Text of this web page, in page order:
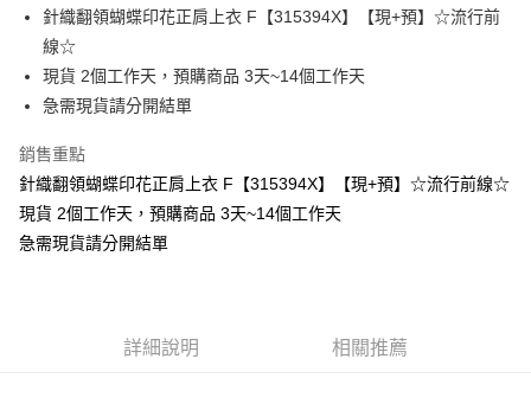
Apple Pay
街口支付
悠遊付
Google Pay
全支付
1.本服務由台灣大哥大提供，台灣大哥大用戶可立即使用無須另外申請。
AFTEE先享後付
針織翻領蝴蝶印花正肩上衣 F【315394X】【現+預】☆流行前
線☆
現貨 2個工作天，預購商品 3天~14個工作天
急需現貨請分開結單
銷售重點
針織翻領蝴蝶印花正肩上衣 F【315394X】【現+預】☆流行前線☆
現貨 2個工作天，預購商品 3天~14個工作天
急需現貨請分開結單
詳細說明 相關推薦